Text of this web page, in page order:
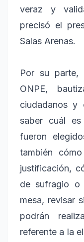
veraz y
precisó el
Salas Arenas.
Por su
ONPE,
ciudadanos y
saber cuál
fueron
también
justificación,
de sufragio o
mesa, revisar
podrán
referente a la